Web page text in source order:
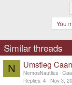
You
Similar threads
N Umstieg
NemosNautlius
Replies 4 Nov 3,